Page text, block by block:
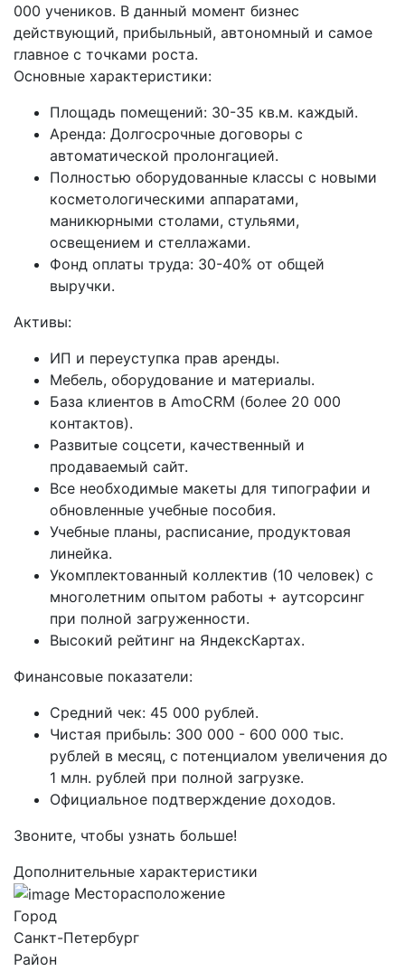
000 учеников. В данный момент бизнес
действующий, прибыльный, автономный и самое
главное с точками роста.
Основные характеристики:
Площадь помещений: 30-35 кв.м. каждый.
Аренда: Долгосрочные договоры с
автоматической пролонгацией.
Полностью оборудованные классы с новыми
косметологическими аппаратами,
маникюрными столами, стульями,
освещением и стеллажами.
Фонд оплаты труда: 30-40% от общей
выручки.
Активы:
ИП и переуступка прав аренды.
Мебель, оборудование и материалы.
База клиентов в АmоСRМ (более 20 000
контактов).
Развитые соцсети, качественный и
продаваемый сайт.
Все необходимые макеты для типографии и
обновленные учебные пособия.
Учебные планы, расписание, продуктовая
линейка.
Укомплектованный коллектив (10 человек) с
многолетним опытом работы + аутсорсинг
при полной загруженности.
Высокий рейтинг на ЯндексКартах.
Финансовые показатели:
Средний чек: 45 000 рублей.
Чистая прибыль: 300 000 - 600 000 тыс.
рублей в месяц, с потенциалом увеличения до
1 млн. рублей при полной загрузке.
Официальное подтверждение доходов.
Звоните, чтобы узнать больше!
Дополнительные характеристики
Месторасположение
Город
Санкт-Петербург
Район